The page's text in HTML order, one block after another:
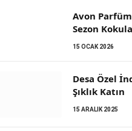
Avon
Sezon
15 OCAK 2026
Desa Özel
Şıklık Katın
15 ARALIK 2025